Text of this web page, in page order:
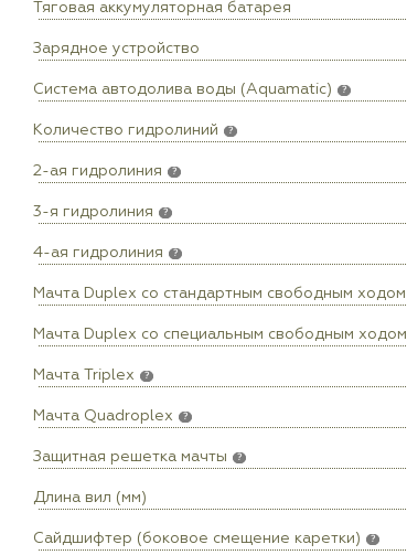
Тяговая аккумуляторная батарея
Зарядное устройство
Система автодолива воды (Aquamatic) ?
Количество гидролиний ?
2-ая гидролиния ?
3-я гидролиния ?
4-ая гидролиния ?
Мачта Duplex сo стандартным свободным ходом
Мачта Duplex со специальным свободным ходом
Мачта Triplex ?
Мачта Quadroplex ?
Защитная решетка мачты ?
Длина вил (мм)
Сайдшифтер (боковое смещение каретки) ?